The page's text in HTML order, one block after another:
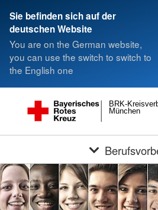
Sie befinden sich auf der
deutschen Website
You are on the German website,
you can use the switch to switch to
the English one
München
BRK-